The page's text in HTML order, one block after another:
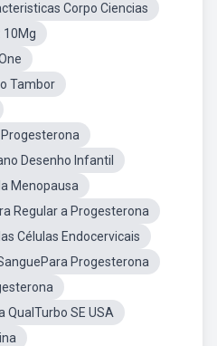
Corpo Ciencias
10Mg
Tambor
Progesterona
Desenho Infantil
Menopausa
Regular a Progesterona
Células Endocervicais
Progesterona
QualTurbo SE USA